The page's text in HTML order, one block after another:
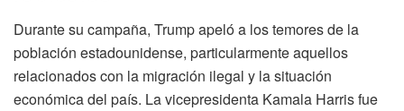
Durante su campaña, Trump apeló a los temores de la
población estadounidense, particularmente aquellos
relacionados con la migración ilegal y la situación
económica del país. La vicepresidenta Kamala Harris fue